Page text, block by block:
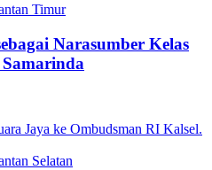
Timur
Narasumber Kelas
Selatan